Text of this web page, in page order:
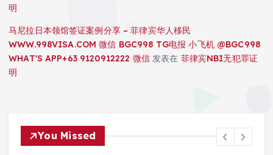
明
马尼拉日本领馆签证案例分享 – 菲律宾华人移民
WWW.998VISA.COM 微信 BGC998 TG电报 小飞机 @BGC998
WHAT'S APP+63 9120912222 微信发表在 菲律宾NBI无犯罪证
明
You Missed